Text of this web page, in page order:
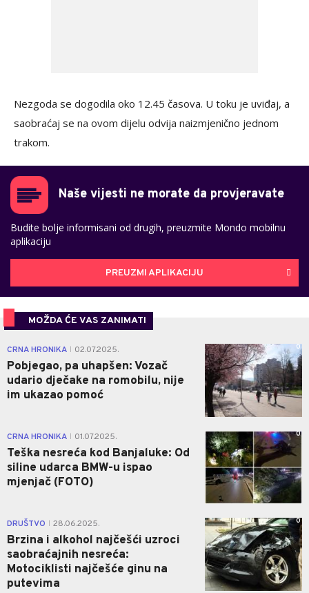
Nezgoda se dogodila oko 12.45 časova. U toku je uviđaj, a
saobraćaj se na ovom dijelu odvija naizmjenično jednom
trakom.
Naše vijesti ne morate da provjeravate
Budite bolje informisani od drugih, preuzmite Mondo mobilnu
aplikaciju
PREUZMI APLIKACIJU
MOŽDA ĆE VAS ZANIMATI
CRNA HRONIKA 02.07.2025.
Pobjegao, pa uhapšen: Vozač
udario dječake na romobilu, nije
im ukazao pomoć
0
CRNA HRONIKA 01.07.2025.
Teška nesreća kod Banjaluke: Od
siline udarca BMW-u ispao
mjenjač (FOTO)
0
DRUŠTVO 28.06.2025.
Brzina i alkohol najčešći uzroci
saobraćajnih nesreća:
Motociklisti najčešće ginu na
putevima
0